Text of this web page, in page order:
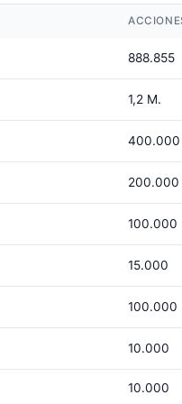
888.855
1,2 M.
400.000
200.000
100.000
15.000
100.000
10.000
10.000